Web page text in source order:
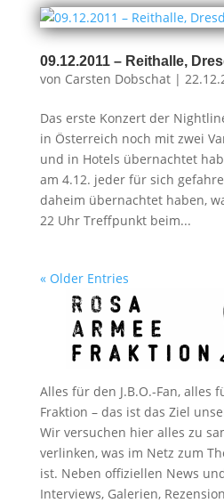
09.12.2011 – Reithalle,
von Carsten Dobschat|
Das erste Konzert der
in Österreich noch mit zwei
und in Hotels übernachtet
am 4.12. jeder für sich
daheim übernachtet haben,
22 Uhr Treffpunkt beim...
« Older Entries
Alles für den J.B.O.-Fan, alles
Fraktion – das ist das Ziel
Wir versuchen hier alles zu
verlinken, was im Netz zum
ist. Neben offiziellen News
Interviews, Galerien,